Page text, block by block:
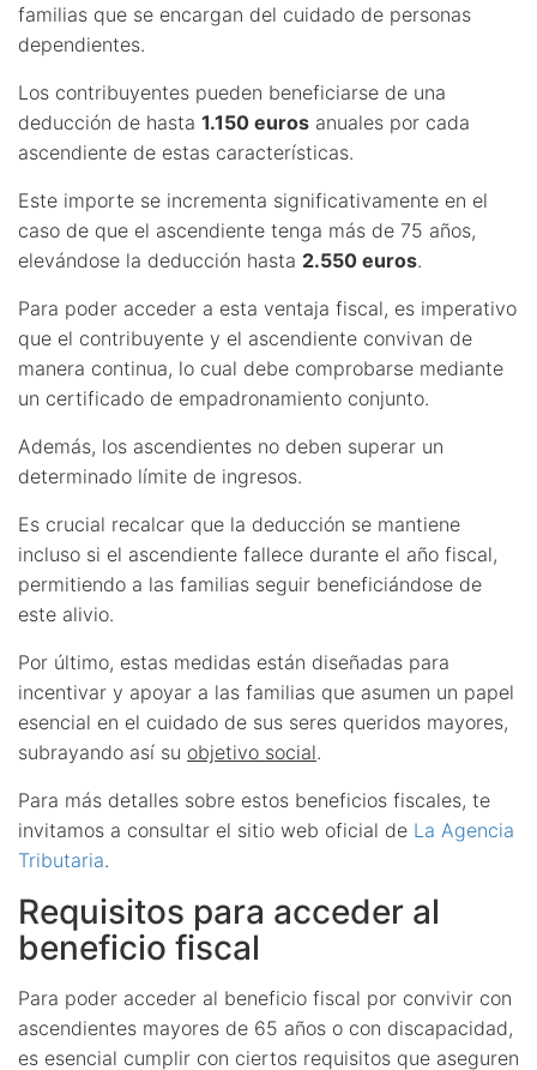
familias que se encargan del cuidado de personas
dependientes.
Los contribuyentes pueden beneficiarse de una
deducción de hasta 1.150 euros anuales por cada
ascendiente de estas características.
Este importe se incrementa significativamente en el
caso de que el ascendiente tenga más de 75 años,
elevándose la deducción hasta 2.550 euros.
Para poder acceder a esta ventaja fiscal, es imperativo
que el contribuyente y el ascendiente convivan de
manera continua, lo cual debe comprobarse mediante
un certificado de empadronamiento conjunto.
Además, los ascendientes no deben superar un
determinado límite de ingresos.
Es crucial recalcar que la deducción se mantiene
incluso si el ascendiente fallece durante el año fiscal,
permitiendo a las familias seguir beneficiándose de
este alivio.
Por último, estas medidas están diseñadas para
incentivar y apoyar a las familias que asumen un papel
esencial en el cuidado de sus seres queridos mayores,
subrayando así su objetivo social.
Para más detalles sobre estos beneficios fiscales, te
invitamos a consultar el sitio web oficial de La Agencia
Tributaria.
Requisitos para acceder al
beneficio fiscal
Para poder acceder al beneficio fiscal por convivir con
ascendientes mayores de 65 años o con discapacidad,
es esencial cumplir con ciertos requisitos que aseguren